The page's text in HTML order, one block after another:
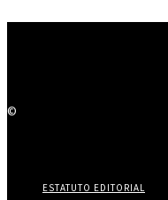
©
ESTATUTO EDITORIAL